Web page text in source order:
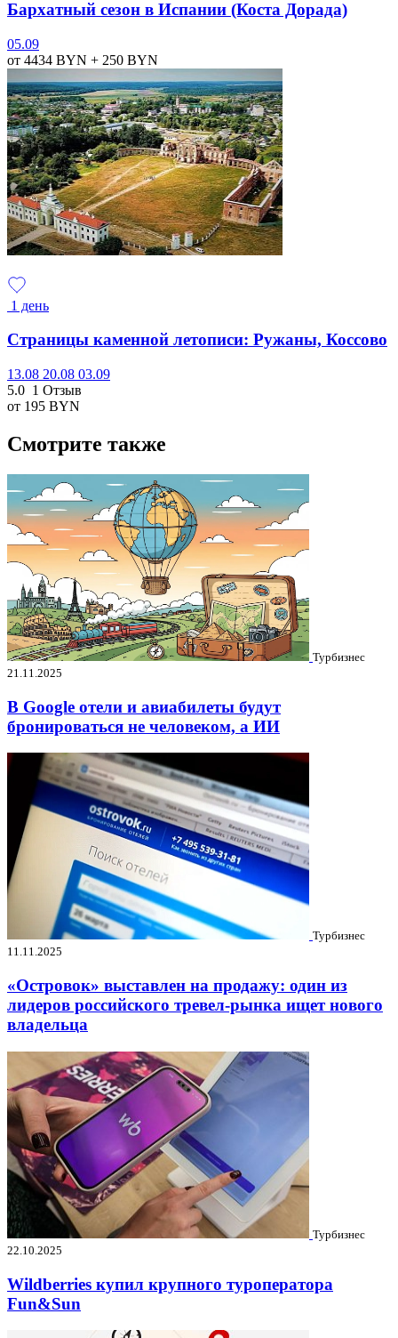
Бархатный сезон в Испании (Коста Дорада)
05.09
от 4434 BYN + 250 BYN
1 день
Страницы каменной летописи: Ружаны, Коссово
13.08 20.08 03.09
5.0 1 Отзыв
от 195 BYN
Смотрите также
Турбизнес
21.11.2025
В Google отели и авиабилеты будут
бронироваться не человеком, а ИИ
Турбизнес
11.11.2025
«Островок» выставлен на продажу: один из
лидеров российского тревел-рынка ищет нового
владельца
Турбизнес
22.10.2025
Wildberries купил крупного туроператора
Fun&Sun